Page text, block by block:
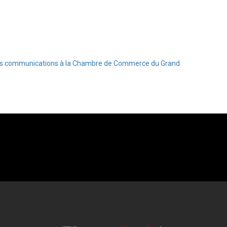
communications à la Chambre de Commerce du Grand